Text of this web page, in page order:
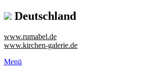
Deutschland
www.rumabel.de
www.kirchen-galerie.de
Menü